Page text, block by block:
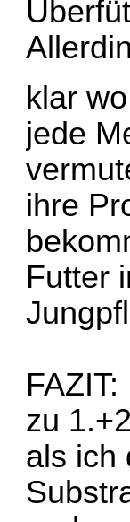
klar
jede
ihre
Futter
FAZIT:
zu
als ich